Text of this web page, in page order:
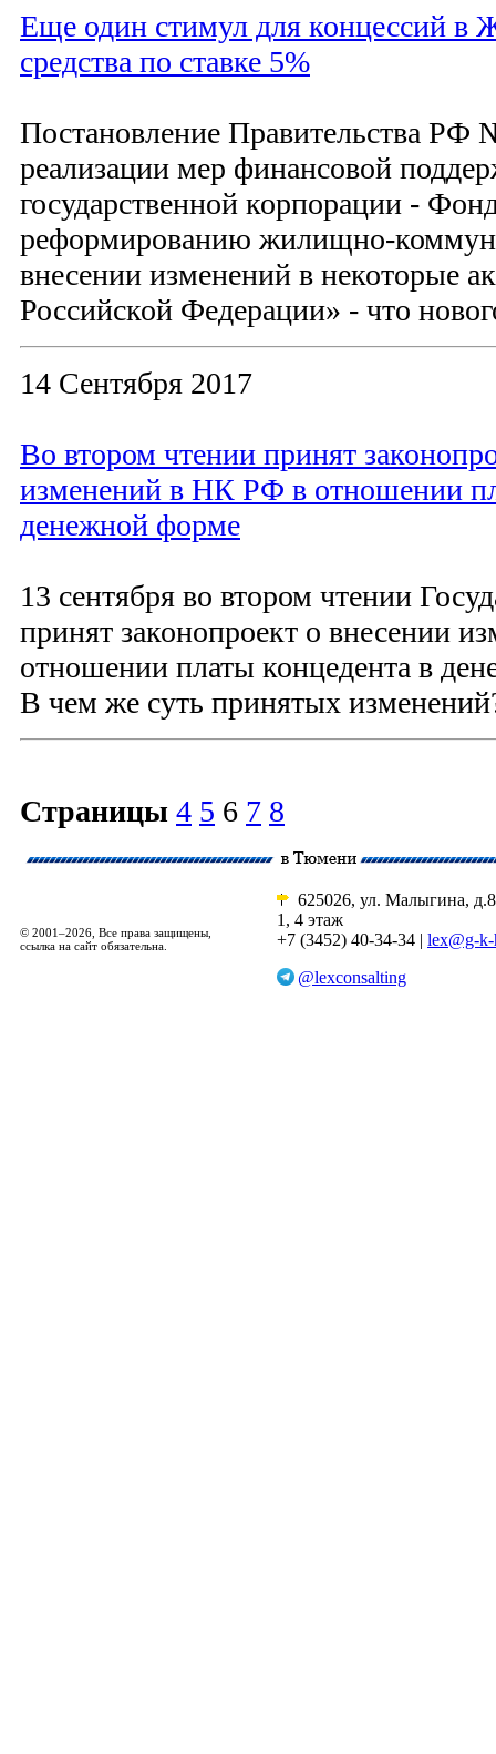
Еще один стимул для концессий в
средства по ставке 5%
Постановление Правительства РФ
реализации мер финансовой
государственной корпорации -
реформированию жилищно-
внесении изменений в некоторые
Российской Федерации» - что
14 Сентября 2017
Во втором чтении принят
изменений в НК РФ в отношении
денежной форме
13 сентября во втором чтении
принят законопроект о внесении
отношении платы концедента в
В чем же суть принятых
Страницы 4 5 6 7 8
© 2001–2026, Все права защищены,
ссылка на сайт обязательна.
625026, ул. Малыгина,
1, 4 этаж
+7 (3452) 40-34-34 | lex@g-
@lexconsalting